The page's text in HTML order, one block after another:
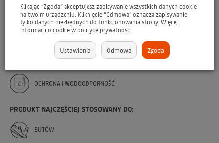
DO SKÓR OLEJOWANYCH
OCHRONA I WODOODPORNOŚĆ
PRODUKT NAJCZĘŚCIEJ STOSOWANY DO:
BUTÓW
Klikając “Zgoda” akceptujesz zapisywanie wszystkich danych cookie
na twoim urządzeniu. Kliknięcie “Odmowa” oznacza zapisywanie
tylko danych niezbędnych do funkcjonowania strony. Więcej
informacji o cookie w polityce prywatności.
Ustawienia Odmowa Zgoda